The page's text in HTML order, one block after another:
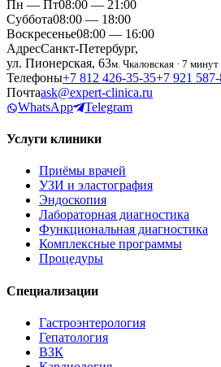
Пн — Пт08:00 — 21:00
Суббота08:00 — 18:00
Воскресенье08:00 — 16:00
АдресСанкт-Петербург,
ул. Пионерская, 63м. Чкаловская · 7
Телефоны+7 812 426‑35‑35+7 921
Почтаask@expert-clinica.ru
WhatsApp
Telegram
Услуги клиники
Приёмы врачей
УЗИ и эластография
Эндоскопия
Лабораторная диагностика
Функциональная диагностика
Комплексные программы
Процедуры
Специализации
Гастроэнтерология
Гепатология
ВЗК